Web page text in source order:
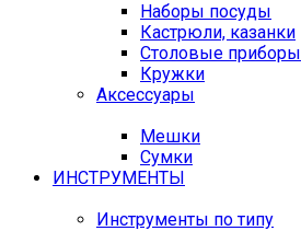
Наборы посуды
Кастрюли, казанки
Столовые приборы
Кружки
Аксессуары
Мешки
Сумки
ИНСТРУМЕНТЫ
Инструменты по типу